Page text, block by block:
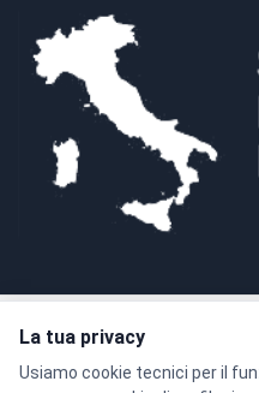
Pagamenti sicuri
La tua privacy
Usiamo cookie tecnici per il